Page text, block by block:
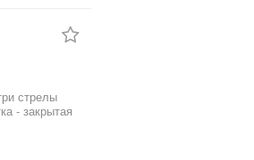
стрелы
- закрытая